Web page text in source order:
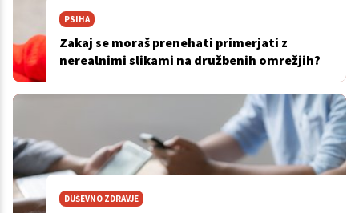
PSIHA
Zakaj se moraš prenehati primerjati z
nerealnimi slikami na družbenih omrežjih?
DUŠEVNO ZDRAVJE